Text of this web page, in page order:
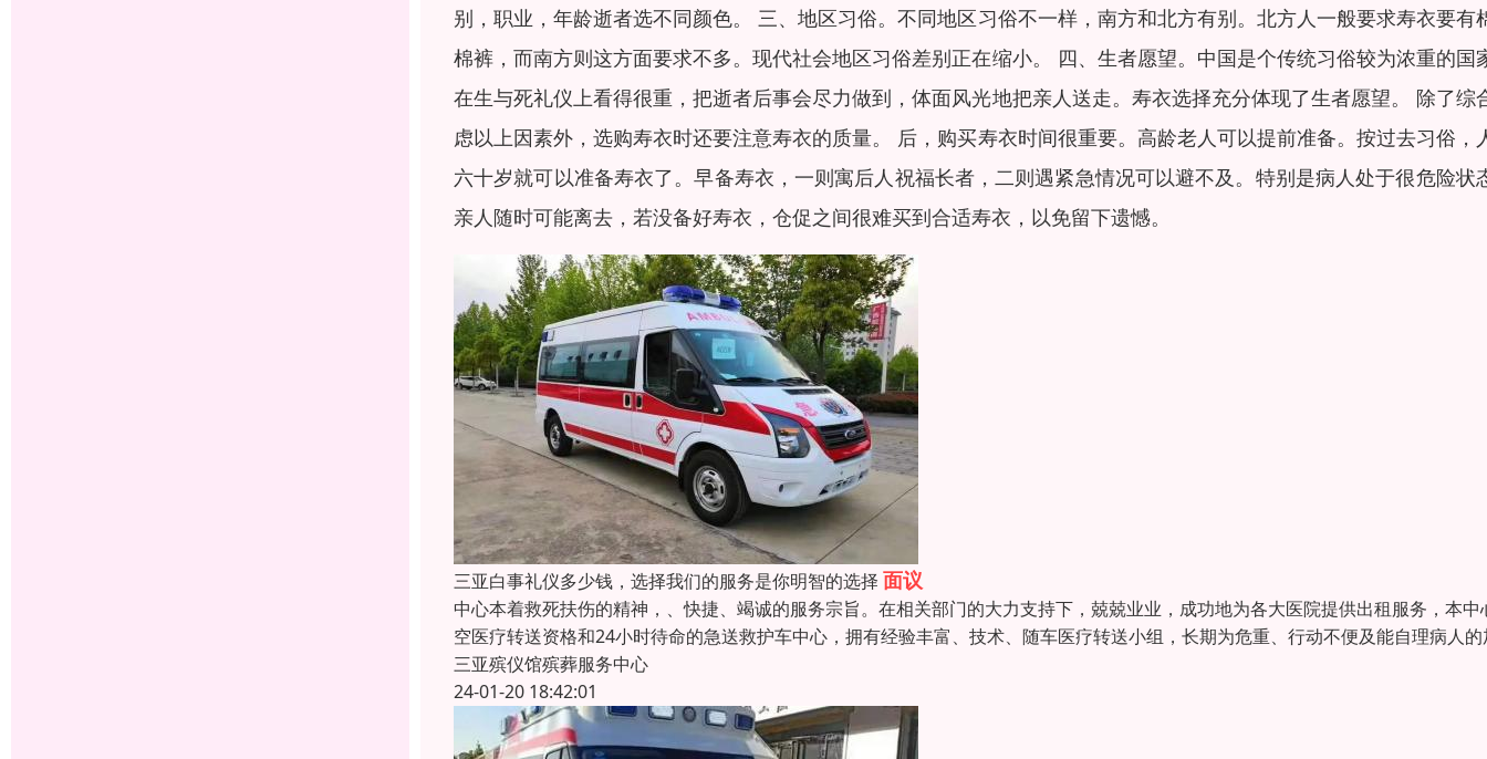
别，职业，年龄逝者选不同颜色。 三、地区习俗。不同地区习俗不一样，南方和北方有别。北方人一般要求寿衣要有
棉裤，而南方则这方面要求不多。现代社会地区习俗差别正在缩小。 四、生者愿望。中国是个传统习俗较为浓重的国
在生与死礼仪上看得很重，把逝者后事会尽力做到，体面风光地把亲人送走。寿衣选择充分体现了生者愿望。 除了综
虑以上因素外，选购寿衣时还要注意寿衣的质量。 后，购买寿衣时间很重要。高龄老人可以提前准备。按过去习俗，
六十岁就可以准备寿衣了。早备寿衣，一则寓后人祝福长者，二则遇紧急情况可以避不及。特别是病人处于很危险状
亲人随时可能离去，若没备好寿衣，仓促之间很难买到合适寿衣，以免留下遗憾。
三亚白事礼仪多少钱，选择我们的服务是你明智的选择 面议
中心本着救死扶伤的精神，、快捷、竭诚的服务宗旨。在相关部门的大力支持下，兢兢业业，成功地为各大医院提供出租服务，本中
空医疗转送资格和24小时待命的急送救护车中心，拥有经验丰富、技术、随车医疗转送小组，长期为危重、行动不便及能自理病人的
三亚殡仪馆殡葬服务中心
24-01-20 18:42:01